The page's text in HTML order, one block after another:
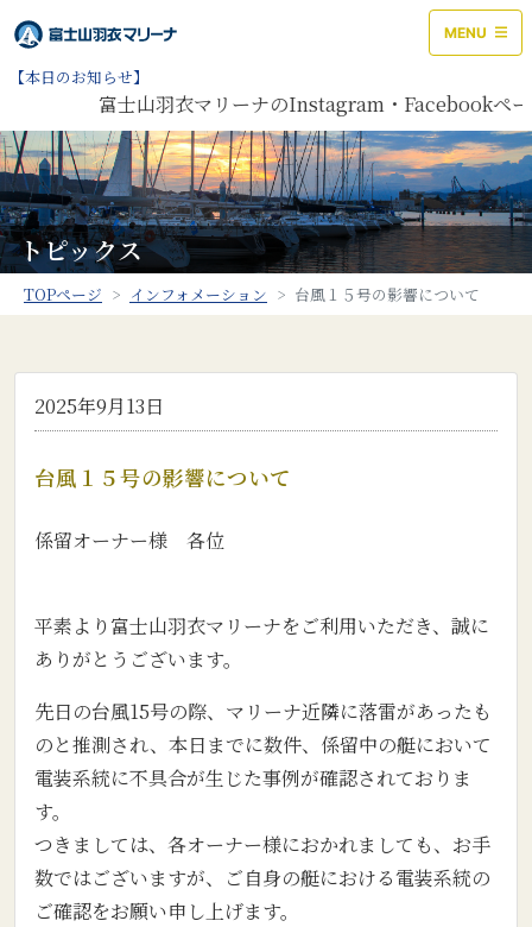
MENU
【本日のお知らせ】
富士山羽衣マリーナのInstagram・Facebookペー
トピックス
TOPページ インフォメーション 台風１５号の影響について
2025年9月13日
台風１５号の影響について
係留オーナー様 各位
平素より富士山羽衣マリーナをご利用いただき、誠に
ありがとうございます。
先日の台風15号の際、マリーナ近隣に落雷があったも
のと推測され、本日までに数件、係留中の艇において
電装系統に不具合が生じた事例が確認されておりま
す。
つきましては、各オーナー様におかれましても、お手
数ではございますが、ご自身の艇における電装系統の
ご確認をお願い申し上げます。